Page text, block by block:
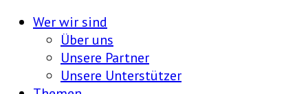
Wer wir sind
Über uns
Unsere Partner
Unsere Unterstützer